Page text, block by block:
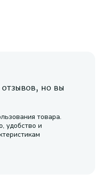
но вы
товара.
удобство и